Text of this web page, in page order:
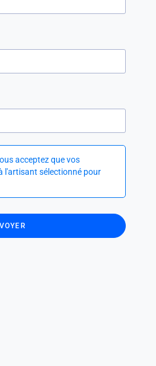
acceptez que vos
l'artisant sélectionné pour